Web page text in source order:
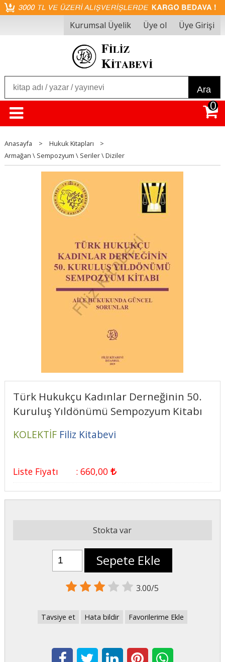
Kurumsal Üyelik Üye ol Üye Girişi
Ara
0
Anasayfa > Hukuk Kitapları
>
Armağan \ Sempozyum \ Seriler \ Diziler
Türk Hukukçu Kadınlar Derneğinin 50.
Kuruluş Yıldönümü Sempozyum Kitabı
KOLEKTİF Filiz Kitabevi
Liste Fiyatı : 660,00
Stokta var
Sepete Ekle
3.00/5
Tavsiye et Hata bildir Favorilerime Ekle